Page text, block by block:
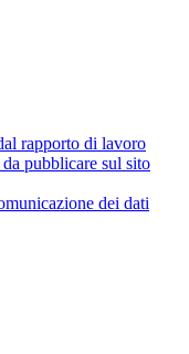
rapporto di lavoro
pubblicare sul sito
dei dati